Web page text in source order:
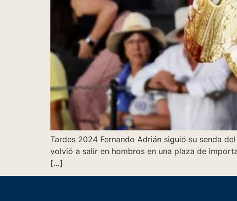
Tardes 2024 Fernando Adrián siguió su senda
volvió a salir en hombros en una plaza de
[…]